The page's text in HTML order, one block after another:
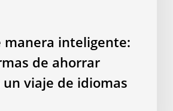
manera inteligente:
de ahorrar
viaje de idiomas